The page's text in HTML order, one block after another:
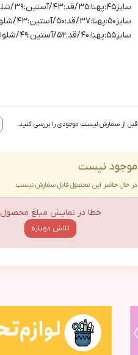
سایز٤٥:پهنا:۳۵/قد:۴۳/آستین:۳۹/شلوار:۶۰
سایز٥٠:پهنا:۳۷/قد:۵۰/آستین:۴۳/شلوار:۶۳
سایز٥٥:پهنا:۴۰/قد:۵۲/آستین:۴۹/شلوار:۷۴
قبل از سفارش لیست موجودی را بررسی کنید.
موجود نیست
در حال حاضر این محصول قابل سفارش نیست.
خطا در نمایش مبلغ محصول
تلاش دوباره